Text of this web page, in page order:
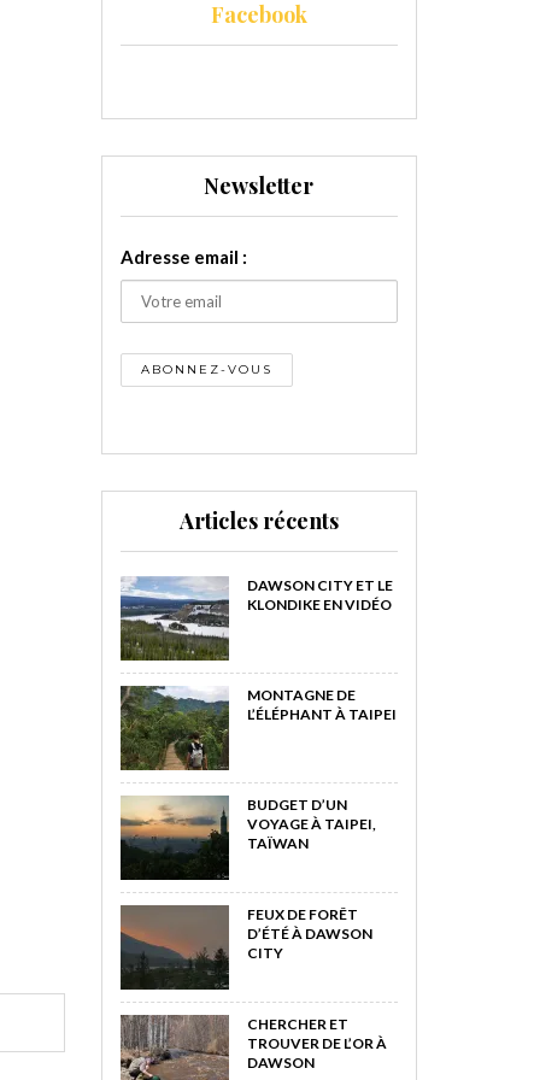
Facebook
Newsletter
Adresse email :
Articles récents
DAWSON CITY ET LE
KLONDIKE EN VIDÉO
MONTAGNE DE
L’ÉLÉPHANT À TAIPEI
BUDGET D’UN
VOYAGE À TAIPEI,
TAÏWAN
FEUX DE FORÊT
D’ÉTÉ À DAWSON
CITY
CHERCHER ET
TROUVER DE L’OR À
DAWSON